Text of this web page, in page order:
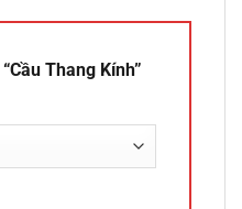
Thang Kính”